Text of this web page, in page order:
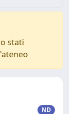
stati
ND